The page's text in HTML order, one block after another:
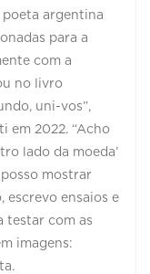
poeta argentina
para a
com a
no livro
uni-vos”,
em 2022. “Acho
lado da moeda’
posso mostrar
escrevo ensaios e
testar com as
imagens: